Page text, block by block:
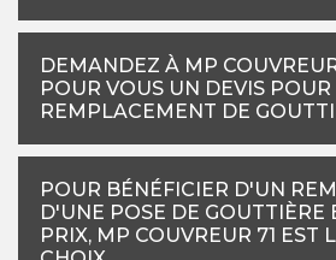
DEMANDEZ À MP
POUR VOUS UN DEVIS POUR
REMPLACEMENT DE
POUR BÉNÉFICIER D'UN
D'UNE POSE DE GOUTTIÈRE
PRIX, MP COUVREUR 71 EST